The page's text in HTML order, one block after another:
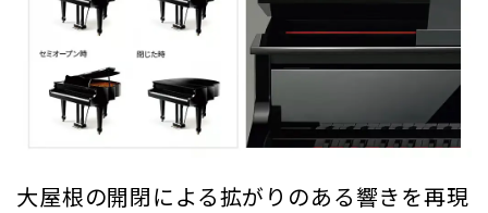
大屋根の開閉による拡がりのある響きを再現